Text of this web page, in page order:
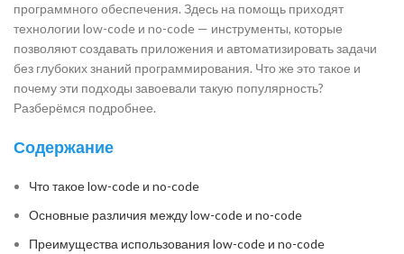
программного обеспечения. Здесь на помощь приходят
технологии low-code и no-code — инструменты, которые
позволяют создавать приложения и автоматизировать задачи
без глубоких знаний программирования. Что же это такое и
почему эти подходы завоевали такую популярность?
Разберёмся подробнее.
Содержание
Что такое low-code и no-code
Основные различия между low-code и no-code
Преимущества использования low-code и no-code